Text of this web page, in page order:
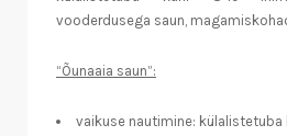
vooderdusega saun,
“Õunaaia saun”:
vaikuse nautimine: külalistetuba